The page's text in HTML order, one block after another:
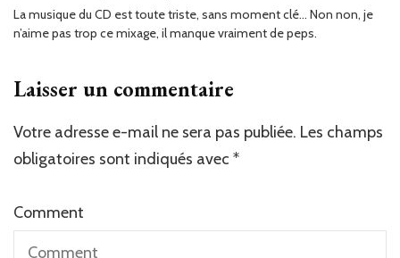
La musique du CD est toute triste, sans moment clé… Non non, je
n’aime pas trop ce mixage, il manque vraiment de peps.
Laisser un commentaire
Votre adresse e-mail ne sera pas publiée. Les champs
obligatoires sont indiqués avec *
Comment